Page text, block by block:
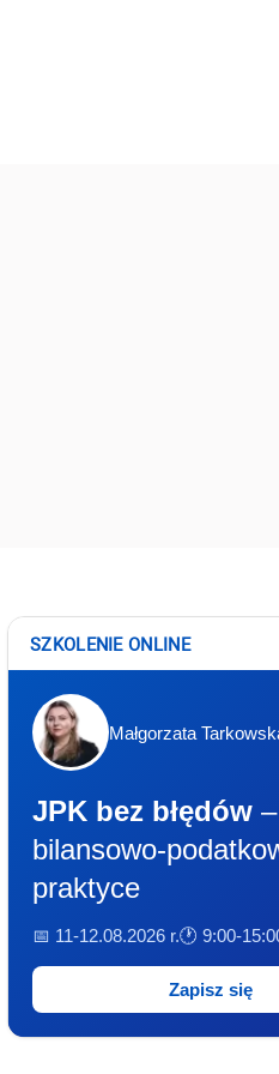
SZKOLENIE ONLINE
Małgorzata
JPK bez błędów
bilansowo-
praktyce
📅 11-12.08.2026 r.🕐 9:00-
Zapisz się